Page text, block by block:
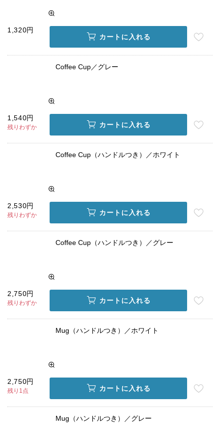
1,320円
カートに入れる
Coffee Cup／グレー
1,540円
残りわずか カートに入れる
Coffee Cup（ハンドルつき）／ホワイト
2,530円
残りわずか カートに入れる
Coffee Cup（ハンドルつき）／グレー
2,750円
残りわずか カートに入れる
Mug（ハンドルつき）／ホワイト
2,750円
残り1点 カートに入れる
Mug（ハンドルつき）／グレー